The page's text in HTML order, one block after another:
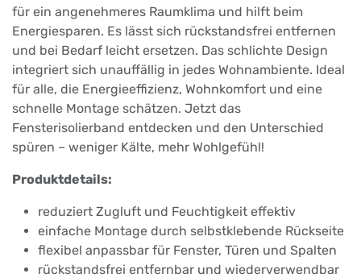
für ein angenehmeres Raumklima und hilft beim
Energiesparen. Es lässt sich rückstandsfrei entfernen
und bei Bedarf leicht ersetzen. Das schlichte Design
integriert sich unauffällig in jedes Wohnambiente. Ideal
für alle, die Energieeffizienz, Wohnkomfort und eine
schnelle Montage schätzen. Jetzt das
Fensterisolierband entdecken und den Unterschied
spüren – weniger Kälte, mehr Wohlgefühl!
Produktdetails:
reduziert Zugluft und Feuchtigkeit effektiv
einfache Montage durch selbstklebende Rückseite
flexibel anpassbar für Fenster, Türen und Spalten
rückstandsfrei entfernbar und wiederverwendbar